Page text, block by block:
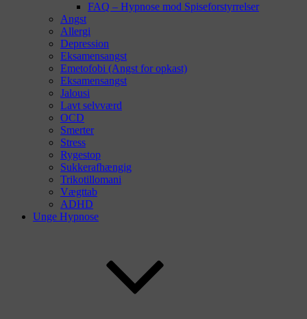
FAQ – Hypnose mod Spiseforstyrrelser
Angst
Allergi
Depression
Eksamensangst
Emetofobi (Angst for opkast)
Eksamensangst
Jalousi
Lavt selvværd
OCD
Smerter
Stress
Rygestop
Sukkerafhængig
Trikotillomani
Vægttab
ADHD
Unge Hypnose